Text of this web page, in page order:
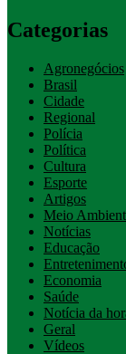
Categorias
Agronegócios
Brasil
Cidade
Regional
Polícia
Política
Cultura
Esporte
Artigos
Meio
Notícias
Educação
Economia
Saúde
Notícia da
Geral
Vídeos